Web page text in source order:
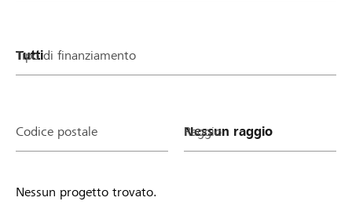
Tipo di finanziamento
Codice postale Raggio
Nessun progetto trovato.